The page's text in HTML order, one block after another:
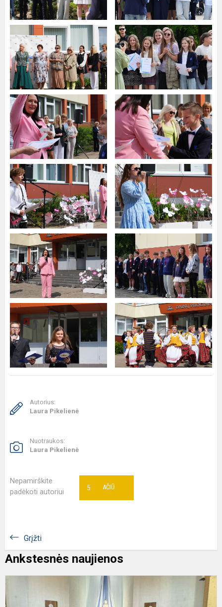
Autorius:
Laura Pikelienė
Nuotraukos:
Laura Pikelienė
Nepamirškite
padėkoti autoriui
AČIŪ
5
Grįžti
Ankstesnės naujienos